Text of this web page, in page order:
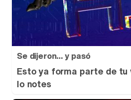
Se dijeron… y pasó
Esto ya forma parte de tu
lo notes